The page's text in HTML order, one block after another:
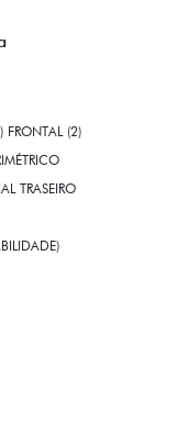
FRONTAL (2)
TRASEIRO